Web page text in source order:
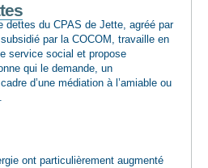
dettes du CPAS de Jette, agréé par
par la COCOM, travaille en
service social et propose
qui le demande, un
d’une médiation à l’amiable ou
ont particulièrement augmenté